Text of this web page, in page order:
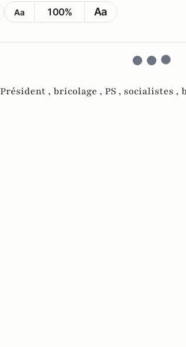
Aa 100% Aa
Président , bricolage , PS , socialistes ,